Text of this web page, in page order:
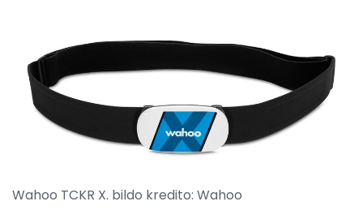
Wahoo TCKR X. bildo kredito: Wahoo